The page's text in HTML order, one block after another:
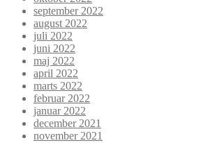
september 2022
august 2022
juli 2022
juni 2022
maj 2022
april 2022
marts 2022
februar 2022
januar 2022
december 2021
november 2021